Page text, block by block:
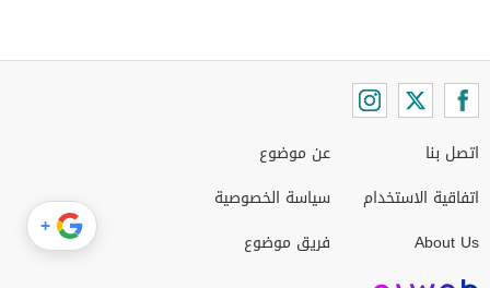
اتصل بنا
اتفاقية الاستخدام
About Us
عن موضوع
سياسة الخصوصية
فريق موضوع
+